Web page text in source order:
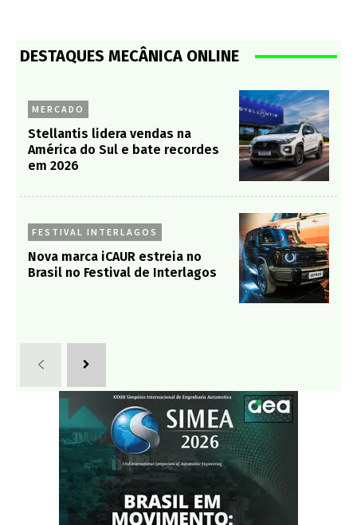
DESTAQUES MECÂNICA ONLINE
MERCADO
Stellantis lidera vendas na
América do Sul e bate recordes
em 2026
FESTIVAL INTERLAGOS
Nova marca iCAUR estreia no
Brasil no Festival de Interlagos